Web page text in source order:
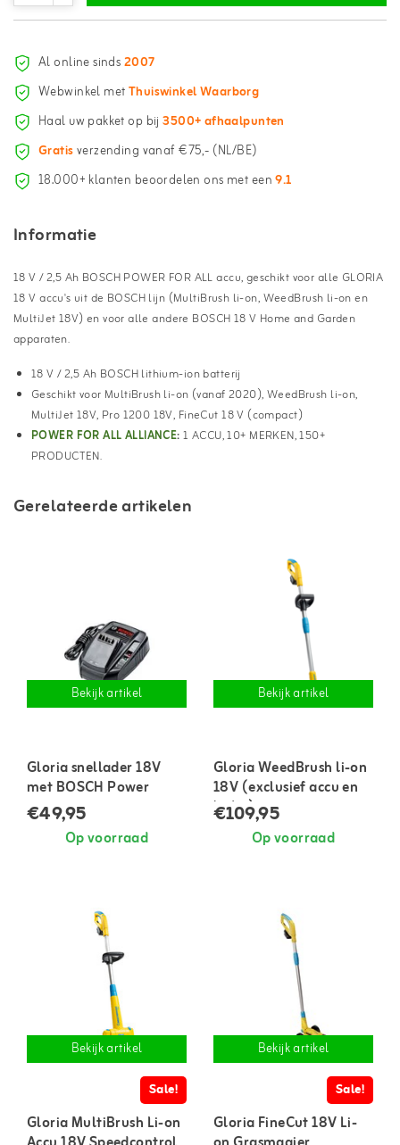
Al online sinds2007
Webwinkel metThuiswinkel Waarborg
Haal uw pakket op bij3500+ afhaalpunten
Gratisverzending vanaf €75,- (NL/BE)
18.000+ klanten beoordelen ons met een9.1
Informatie
18 V / 2,5 Ah BOSCH POWER FOR ALL accu, geschikt voor alle GLORIA
18 V accu's uit de BOSCH lijn (MultiBrush li-on, WeedBrush li-on en
MultiJet 18V) en voor alle andere BOSCH 18 V Home and Garden
apparaten.
18 V / 2,5 Ah BOSCH lithium-ion batterij
Geschikt voor MultiBrush li-on (vanaf 2020), WeedBrush li-on,
MultiJet 18V, Pro 1200 18V, FineCut 18 V (compact)
POWER FOR ALL ALLIANCE:1 ACCU, 10+ MERKEN, 150+
PRODUCTEN.
Gerelateerde artikelen
Bekijk artikel
Gloria snellader 18V
met BOSCH Power
€49,95
Op voorraad
Bekijk artikel
Gloria WeedBrush li-on
18V (exclusief accu en
lader)
€109,95
Op voorraad
Bekijk artikel
Sale!
Gloria MultiBrush Li-on
Bekijk artikel
Sale!
Gloria FineCut 18V Li-